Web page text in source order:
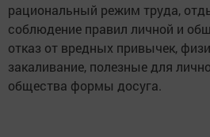
рациональный режим труда,
соблюдение правил личной и
отказ от вредных привычек,
закаливание, полезные для
общества формы досуга.